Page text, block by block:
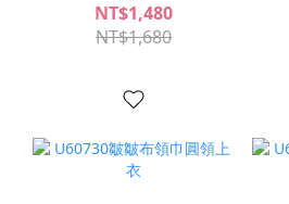
NT$1,480
NT$1,680